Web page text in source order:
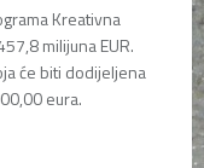
Kreativna
milijuna EUR.
će biti dodijeljena
eura.